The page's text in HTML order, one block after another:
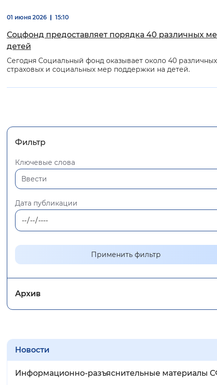
Нормальный
Цвет сайта
Монохромный Инверсивный
Включены Выключены
Воспроизвести Остановить
Вернуть стандартные настройки
01 июня 2026 15:10
Соцфонд предоставляет порядка 40 различных
детей
Сегодня Социальный фонд оказывает около 40 различных
страховых и социальных мер поддержки на детей.
Фильтр
Ключевые слова
Дата публикации
Применить фильтр
Архив
Новости
Информационно-разъяснительные материалы